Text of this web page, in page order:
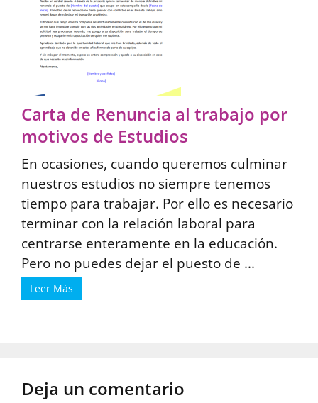
Carta de Renuncia al trabajo por
motivos de Estudios
En ocasiones, cuando queremos culminar
nuestros estudios no siempre tenemos
tiempo para trabajar. Por ello es necesario
terminar con la relación laboral para
centrarse enteramente en la educación.
Pero no puedes dejar el puesto de ...
Leer Más
Deja un comentario